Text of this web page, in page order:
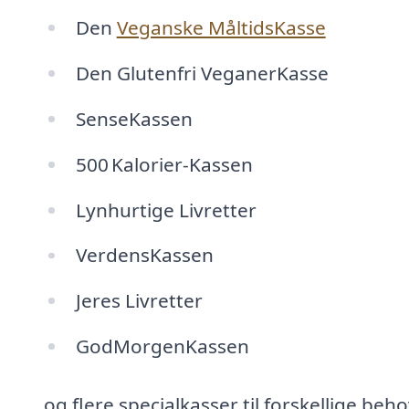
Den Veganske MåltidsKasse
Den Glutenfri VeganerKasse
SenseKassen
500 Kalorier‑Kassen
Lynhurtige Livretter
VerdensKassen
Jeres Livretter
GodMorgenKassen